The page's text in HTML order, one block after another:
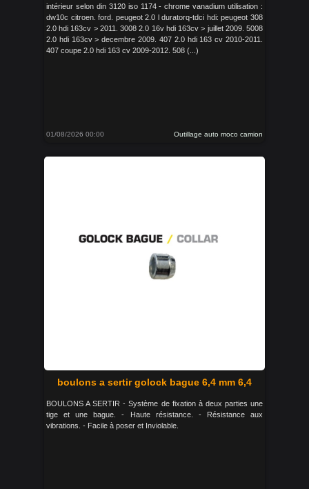
intérieur selon din 3120 iso 1174 - chrome vanadium utilisation :
dw10c citroen. ford. peugeot 2.0 l duratorq-tdci hdi: peugeot 308
2.0 hdi 163cv > 2011. 3008 2.0 16v hdi 163cv > juillet 2009. 5008
2.0 hdi 163cv > decembre 2009. 407 2.0 hdi 163 cv 2010-2011.
407 coupe 2.0 hdi 163 cv 2009-2012. 508 (...)
01/08/2026 00:00 Outillage auto moco camion
boulons a sertir golock bague 6,4 mm 6,4
BOULONS A SERTIR - Système de fixation à deux parties une
tige et une bague. - Haute résistance. - Résistance aux
vibrations. - Facile à poser et Inviolable.